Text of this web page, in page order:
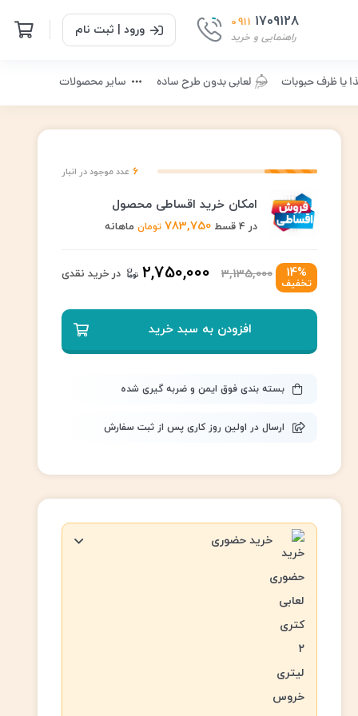
0911 1709128
راهنمایی و خرید ورود | ثبت نام
یا ظرف حبوبات لعابی بدون طرح ساده سایر محصولات
6 عدد موجود در انبار
امکان خرید اقساطی محصول
در 4 قسط 783,750 تومان ماهانه
14%
تخفیف
در خرید نقدی 3,135,000
افزودن به سبد خرید
بسته بندی فوق ایمن و ضربه گیری شده
ارسال در اولین روز کاری پس از ثبت سفارش
خرید حضوری